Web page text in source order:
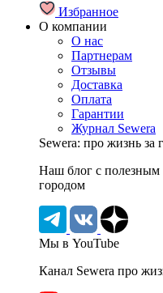
Избранное
О компании
О нас
Партнерам
Отзывы
Доставка
Оплата
Гарантии
Журнал Sewera
Sewera: про жизнь за
Наш блог c полезным
городом
Мы в YouTube
Канал Sewera про